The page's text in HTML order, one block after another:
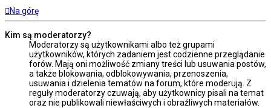
Na górę
Kim są moderatorzy?
Moderatorzy są użytkownikami albo też grupami
użytkowników, których zadaniem jest codzienne przeglądanie
forów. Mają oni możliwość zmiany treści lub usuwania postów,
a także blokowania, odblokowywania, przenoszenia,
usuwania i dzielenia tematów na forum, które moderują. Z
reguły moderatorzy czuwają, aby użytkownicy pisali na temat
oraz nie publikowali niewłaściwych i obraźliwych materiałów.